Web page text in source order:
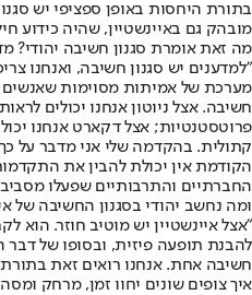
בתורת היחסות באופן ספציפי יש
מובהק גם באיינשטיין, שהיה כידוע
מה זאת אומרת סגנון חשיבה
״למדענים יש סגנון חשיבה, ואנחנו
מערכת של אמיתות מסוימות שאנשים
חשיבה. אצל ניוטון אנחנו יכולים
פרוטסטנטיות; אצל דקארט אנחנו
הקודמת אין יכולת להבין את
החברתיים והתרבותיים שפעלו
ומה נחשב יהודי בסגנון החשיבה של
״אצל איינשטיין יש מוטיב חוזר. הוא
להבנת תופעה פיזית, ובסופו של דבר
חשיבה אחת. אנחנו רואים זאת
איך צופים שונים יחוו זמן, מרחק